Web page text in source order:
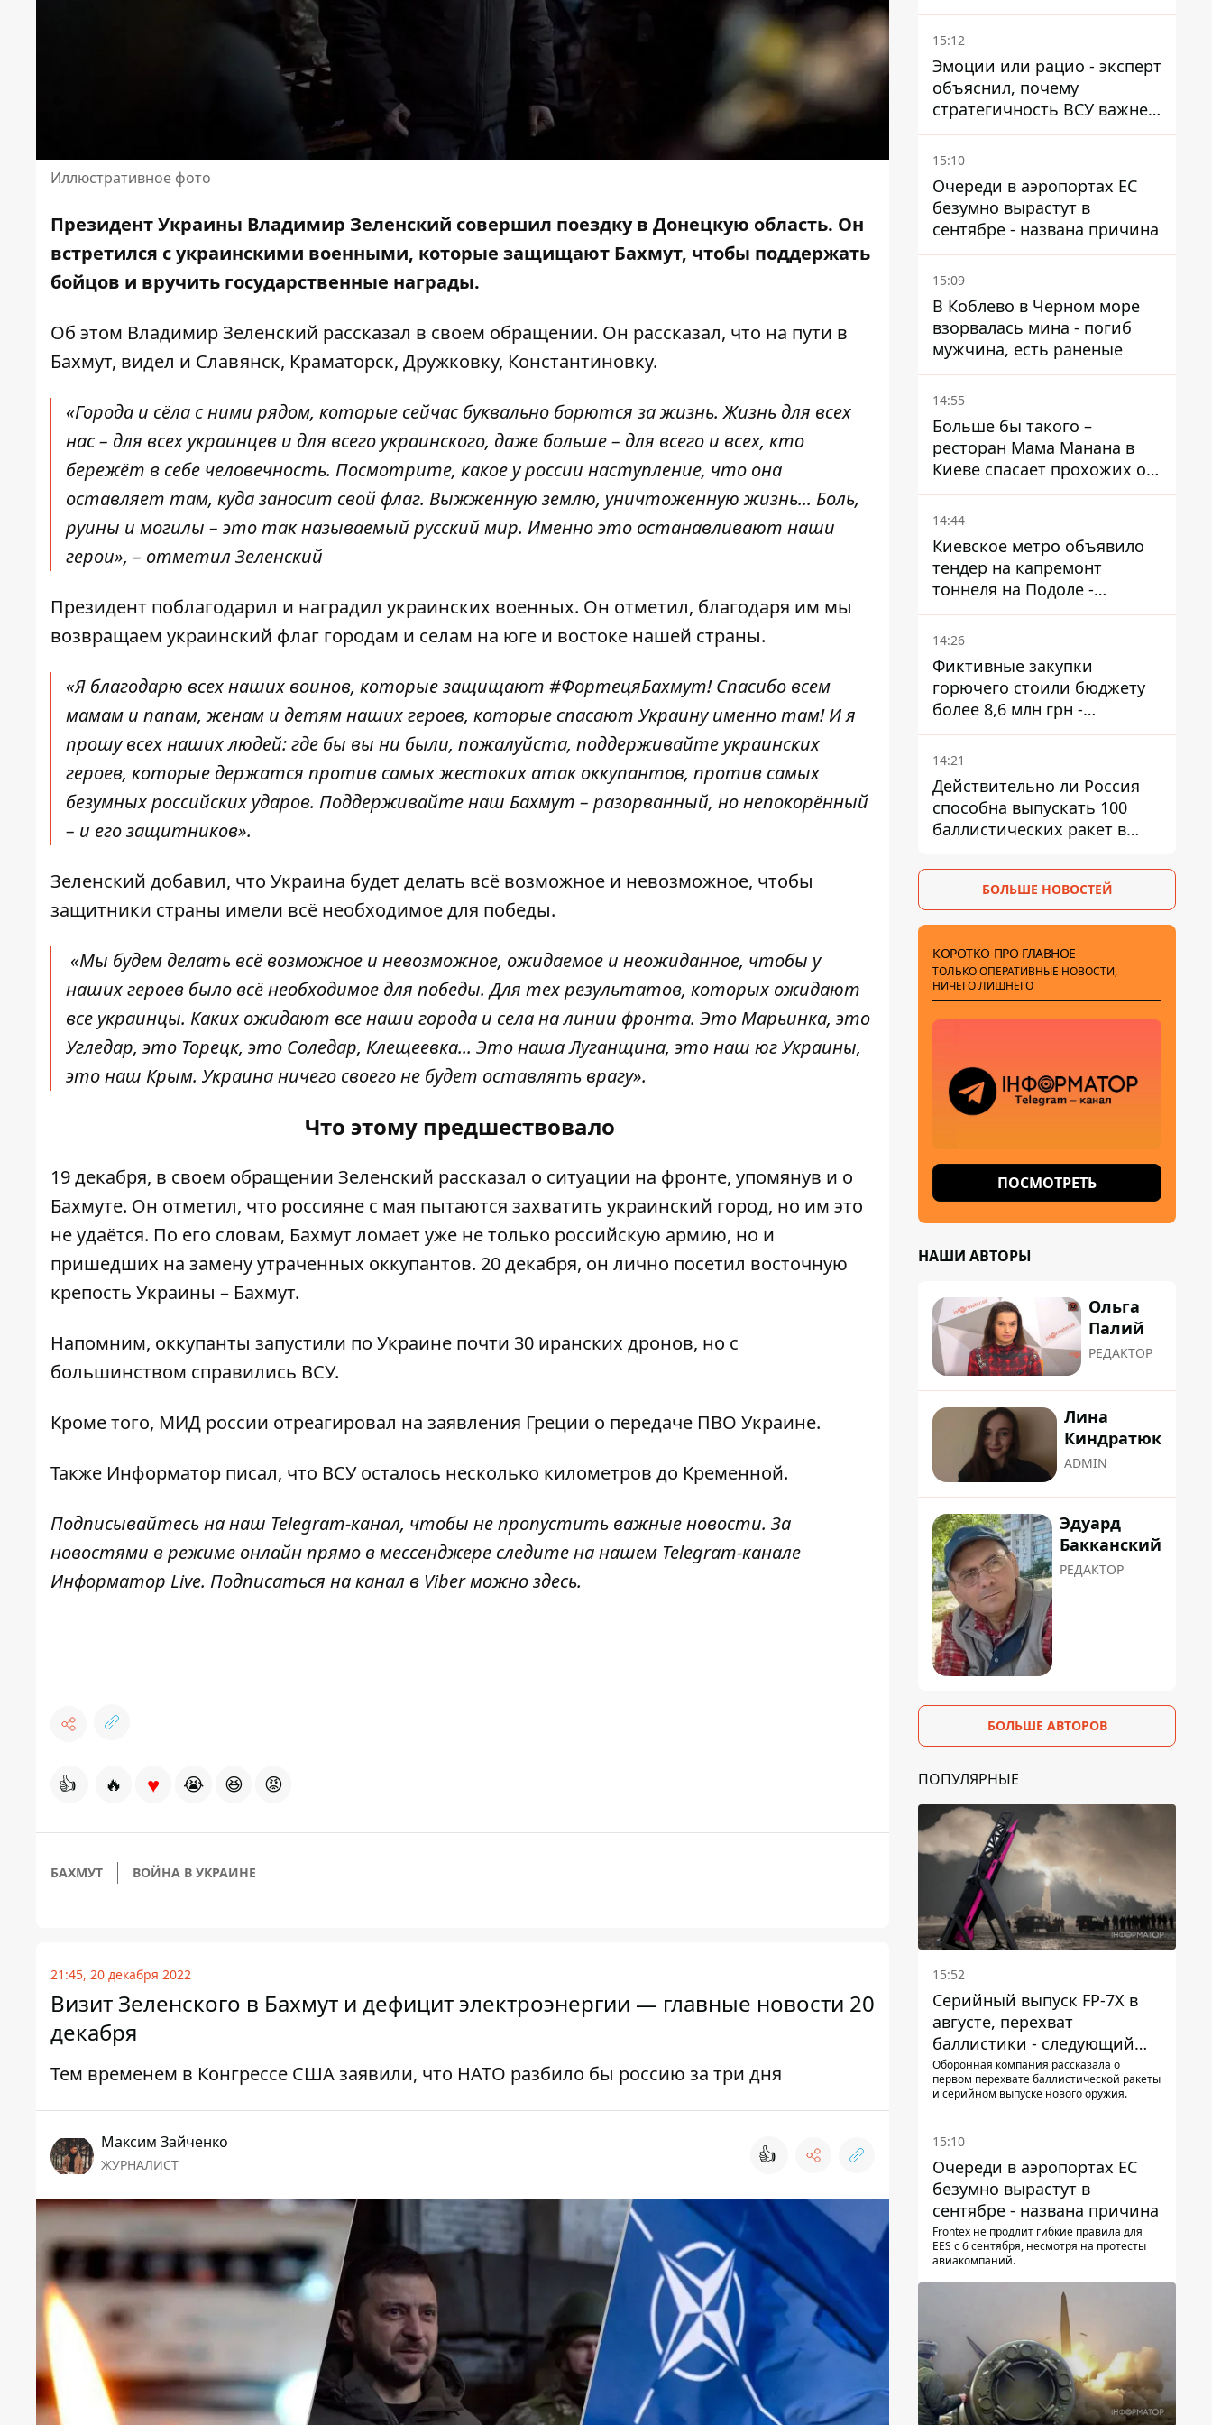
Иллюстративное фото
Президент Украины Владимир Зеленский совершил поездку в Донецкую область. Он
встретился с украинскими военными, которые защищают Бахмут, чтобы поддержать
бойцов и вручить государственные награды.
Об этом Владимир Зеленский рассказал в своем обращении. Он рассказал, что на пути в
Бахмут, видел и Славянск, Краматорск, Дружковку, Константиновку.
«Города и сёла с ними рядом, которые сейчас буквально борются за жизнь. Жизнь для всех
нас – для всех украинцев и для всего украинского, даже больше – для всего и всех, кто
бережёт в себе человечность. Посмотрите, какое у россии наступление, что она
оставляет там, куда заносит свой флаг. Выжженную землю, уничтоженную жизнь... Боль,
руины и могилы – это так называемый русский мир. Именно это останавливают наши
герои», – отметил Зеленский
Президент поблагодарил и наградил украинских военных. Он отметил, благодаря им мы
возвращаем украинский флаг городам и селам на юге и востоке нашей страны.
«Я благодарю всех наших воинов, которые защищают #ФортецяБахмут! Спасибо всем
мамам и папам, женам и детям наших героев, которые спасают Украину именно там! И я
прошу всех наших людей: где бы вы ни были, пожалуйста, поддерживайте украинских
героев, которые держатся против самых жестоких атак оккупантов, против самых
безумных российских ударов. Поддерживайте наш Бахмут – разорванный, но непокорённый
– и его защитников».
Зеленский добавил, что Украина будет делать всё возможное и невозможное, чтобы
защитники страны имели всё необходимое для победы.
«Мы будем делать всё возможное и невозможное, ожидаемое и неожиданное, чтобы у
наших героев было всё необходимое для победы. Для тех результатов, которых ожидают
все украинцы. Каких ожидают все наши города и села на линии фронта. Это Марьинка, это
Угледар, это Торецк, это Соледар, Клещеевка... Это наша Луганщина, это наш юг Украины,
это наш Крым. Украина ничего своего не будет оставлять врагу».
Что этому предшествовало
19 декабря, в своем обращении Зеленский рассказал о ситуации на фронте, упомянув и о
Бахмуте. Он отметил, что россияне с мая пытаются захватить украинский город, но им это
неудаётся. По его словам, Бахмут ломает уже не только российскую армию, но и
пришедших на замену утраченных оккупантов. 20 декабря, он лично посетил восточную
крепость Украины – Бахмут.
Напомним, оккупанты запустили по Украине почти 30 иранских дронов, но с
большинством справились ВСУ.
Кроме того, МИД россии отреагировал на заявления Греции о передаче ПВО Украине.
Также Информатор писал, что ВСУосталось несколько километров до Кременной.
Подписывайтесь на наш Telegram-канал, чтобы не пропустить важные новости. За
новостями в режиме онлайн прямо в мессенджере следите на нашем Telegram-канале
Информатор Live. Подписаться на канал в Viber можноздесь.
👍 🔥 ♥ 😭 😆 😡
БАХМУТ ВОЙНА В УКРАИНЕ
21:45, 20 декабря 2022
Визит Зеленского в Бахмут и дефицит электроэнергии — главные новости 20
декабря
Тем временем в Конгрессе США заявили, что НАТО разбило бы россию за три дня
Максим Зайченко
ЖУРНАЛИСТ 👍
автомобилю и поселку
15:12
Эмоции или рацио - эксперт
объяснил, почему
стратегичность ВСУ важнее
эмоциональных атак РФ
15:10
Очереди в аэропортах ЕС
безумно вырастут в
сентябре - названа причина
15:09
В Коблево в Черном море
взорвалась мина - погиб
мужчина, есть раненые
14:55
Больше бы такого –
ресторан Мама Манана в
Киеве спасает прохожих от
жары
14:44
Киевское метро объявило
тендер на капремонт
тоннеля на Подоле -
продлится почти два года
14:26
Фиктивные закупки
горючего стоили бюджету
более 8,6 млн грн -
предприятие возместило
убытки
14:21
Действительно ли Россия
способна выпускать 100
баллистических ракет в
БОЛЬШЕ НОВОСТЕЙ
КОРОТКО ПРО ГЛАВНОЕ
ТОЛЬКО ОПЕРАТИВНЫЕ НОВОСТИ,
НИЧЕГО ЛИШНЕГО
ПОСМОТРЕТЬ
НАШИ АВТОРЫ
Ольга
Палий
РЕДАКТОР
Лина
Киндратюк
ADMIN
Эдуард
Бакканский
РЕДАКТОР
БОЛЬШЕ АВТОРОВ
ПОПУЛЯРНЫЕ
15:52
Серийный выпуск FP-7X в
августе, перехват
баллистики - следующий
этап - Fire Point
конкретизировало планы
Оборонная компания рассказала о
первом перехвате баллистической ракеты
и серийном выпуске нового оружия.
15:10
Очереди в аэропортах ЕС
безумно вырастут в
сентябре - названа причина
Frontex не продлит гибкие правила для
EES с 6 сентября, несмотря на протесты
авиакомпаний.